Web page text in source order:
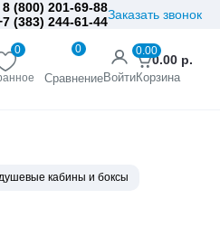
8 (800) 201-69-88
(383) 244-61-44Заказать звонок
0
Сравнение
0
Войти
0.00
0.00 р.
Корзина
кабины и боксы